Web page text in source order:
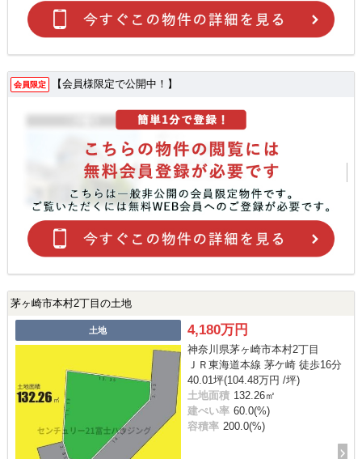
会員限定 【会員様限定で公開中！】
茅ヶ崎市本村2丁目の土地
土地 4,180万円
神奈川県茅ヶ崎市本村2丁目
ＪＲ東海道本線 茅ケ崎 徒歩16分
40.01坪(104.48万円 /坪)
土地面積 132.26㎡
建ぺい率 60.0(%)
容積率 200.0(%)